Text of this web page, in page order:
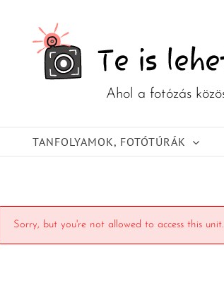
TANFOLYAMOK, FOTÓTÚRÁK
Sorry, but you're not allowed to access this unit.